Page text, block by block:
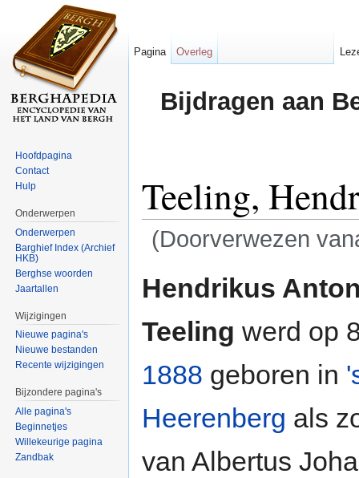
Bijdragen aan
Teeling,
(Doorverwezen
Hendrikus
Teeling werd op
1888 geboren in
Heerenberg als
van Albertus
Pagina Overleg
Hoofdpagina
Contact
Hulp
Onderwerpen
Onderwerpen
Barghief Index (Archief
HKB)
Berghse woorden
Jaartallen
Wijzigingen
Nieuwe pagina's
Nieuwe bestanden
Recente wijzigingen
Bijzondere pagina's
Alle pagina's
Beginnetjes
Willekeurige pagina
Zandbak